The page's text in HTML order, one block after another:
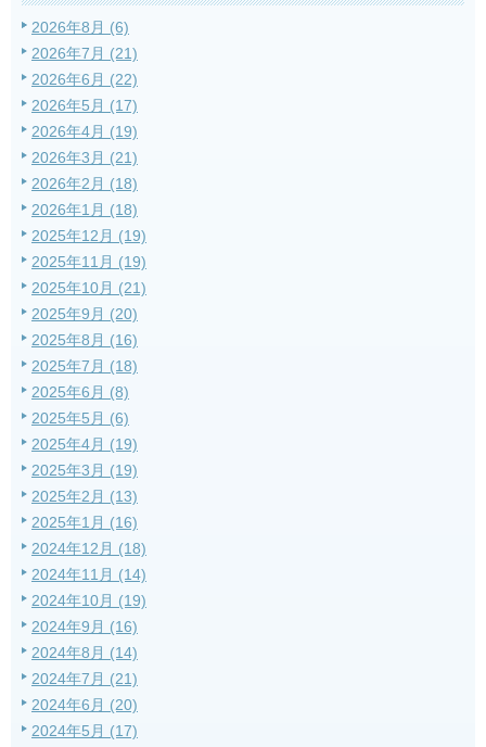
2026年8月 (6)
2026年7月 (21)
2026年6月 (22)
2026年5月 (17)
2026年4月 (19)
2026年3月 (21)
2026年2月 (18)
2026年1月 (18)
2025年12月 (19)
2025年11月 (19)
2025年10月 (21)
2025年9月 (20)
2025年8月 (16)
2025年7月 (18)
2025年6月 (8)
2025年5月 (6)
2025年4月 (19)
2025年3月 (19)
2025年2月 (13)
2025年1月 (16)
2024年12月 (18)
2024年11月 (14)
2024年10月 (19)
2024年9月 (16)
2024年8月 (14)
2024年7月 (21)
2024年6月 (20)
2024年5月 (17)